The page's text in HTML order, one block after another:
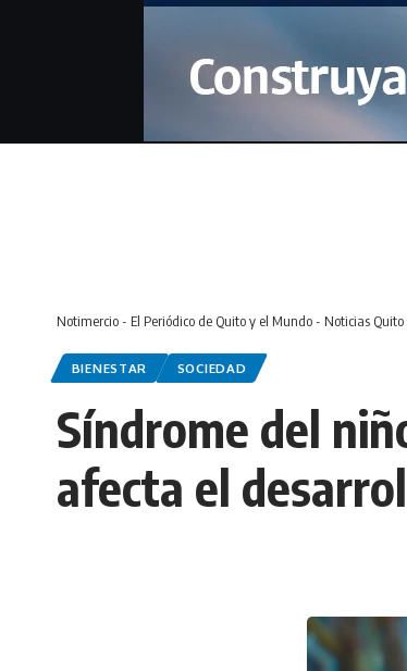
Notimercio - El Periódico de Quito y el Mundo - Noticias Quito
BIENESTAR SOCIEDAD
Síndrome del
afecta el